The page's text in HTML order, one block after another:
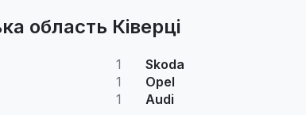
область Ківерці
1
1
1
Skoda
Opel
Audi